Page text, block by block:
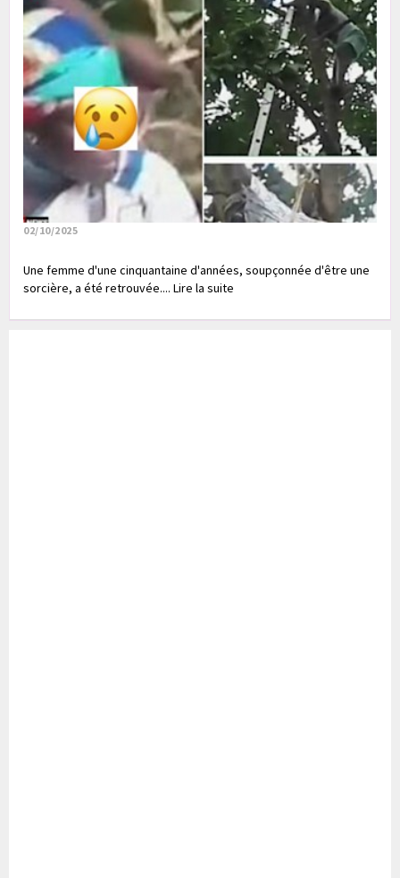
02/10/2025
Une femme d'une cinquantaine d'années, soupçonnée d'être une
sorcière, a été retrouvée.... Lire la suite